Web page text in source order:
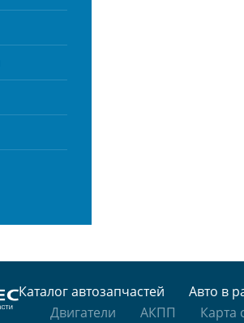
Каталог автозапчастей
Авто в
Двигатели
АКПП Карта